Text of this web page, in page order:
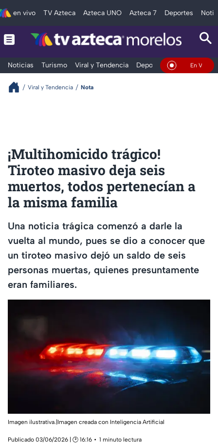
en vivo TV Azteca Azteca UNO Azteca 7 Deportes
Noticias Turismo Viral y Tendencia Deportes Espectáculos
En Vivo
Viral y Tendencia Nota
¡Multihomicido trágico!
Tiroteo masivo deja seis
muertos, todos pertenecían a
la misma familia
Una noticia trágica comenzó a darle la
vuelta al mundo, pues se dio a conocer que
un tiroteo masivo dejó un saldo de seis
personas muertas, quienes presuntamente
eran familiares.
Imagen ilustrativa.|Imagen creada con Inteligencia Artificial
Publicado 03/06/2026 | 🕑 16:16
1 minuto lectura